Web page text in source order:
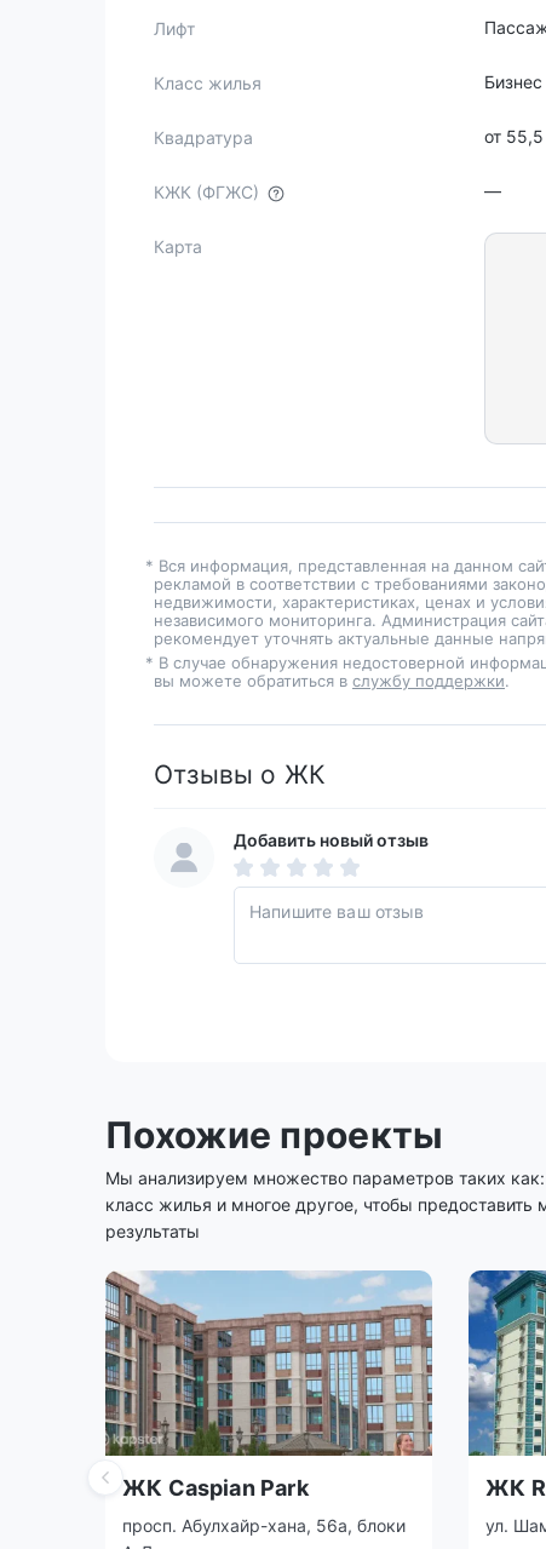
Лифт
Класс жилья Бизнес
Квадратура от
КЖК (ФГЖС) —
Карта
* Вся информация, представленная на данном
рекламой в соответствии с требованиями
недвижимости, характеристиках, ценах и
независимого мониторинга. Администрация
рекомендует уточнять актуальные данные
* В случае обнаружения недостоверной
вы можете обратиться в службу поддержки.
Отзывы о ЖК
Добавить новый отзыв
Похожие проекты
Мы анализируем множество параметров таких
класс жилья и многое другое, чтобы предоставить
результаты
ЖК Caspian Park
просп. Абулхайр-хана, 56а, блоки
ЖК
ул.